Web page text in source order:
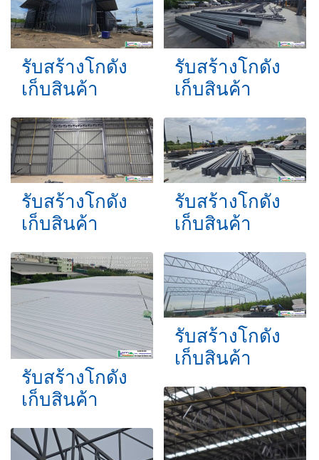
รับสร้างโกดัง
เก็บสินค้า
รับสร้างโกดัง
เก็บสินค้า
รับสร้างโกดัง
เก็บสินค้า
รับสร้างโกดัง
เก็บสินค้า
รับสร้างโกดัง
เก็บสินค้า
รับสร้างโกดัง
เก็บสินค้า